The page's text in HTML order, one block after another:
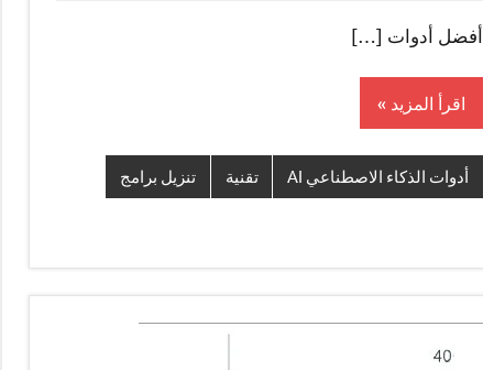
تعليقات
أفضل أدوات […]
اقرأ المزيد
أدوات الذكاء الاصطناعي AI تقنية تنزيل برامج